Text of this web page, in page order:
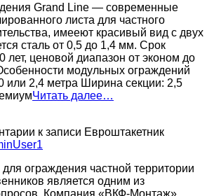
Grand Line — современные
листа для частного
имееют красивый вид с двух
сталь от 0,5 до 1,4 мм. Срок
лет, ценовой диапазон от эконом до
модульных ограждений
или 2,4 метра Ширина секции: 2,5
Читать далее…
к записи Евроштакетник
ограждения частной территории
является одним из
Компания «ВКФ-Монтаж»